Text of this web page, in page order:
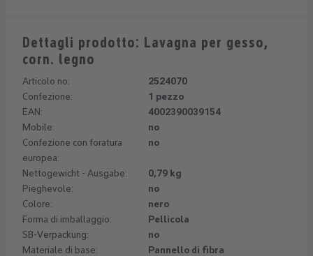
Dettagli prodotto: Lavagna per gesso,
corn. legno
Articolo no:
2524070
Confezione:
1 pezzo
EAN:
4002390039154
Mobile:
no
Confezione con foratura
europea:
no
Nettogewicht - Ausgabe:
0,79 kg
Pieghevole:
no
Colore:
nero
Forma di imballaggio:
Pellicola
SB-Verpackung:
no
Materiale di base:
Pannello di fibra